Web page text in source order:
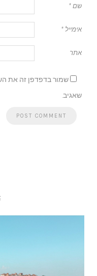
שם *
אימייל *
אתר
שמור בדפדפן זה את
שאגיב.